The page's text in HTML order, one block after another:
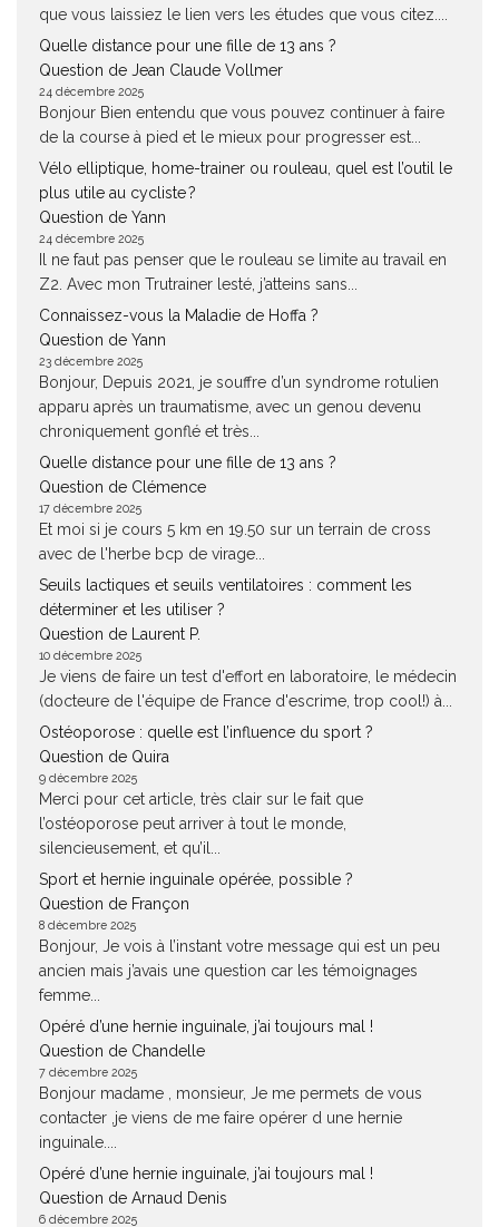
que vous laissiez le lien vers les études que vous citez....
Quelle distance pour une fille de 13 ans ?
Question de Jean Claude Vollmer
24 décembre 2025
Bonjour Bien entendu que vous pouvez continuer à faire
de la course à pied et le mieux pour progresser est...
Vélo elliptique, home-trainer ou rouleau, quel est l’outil le
plus utile au cycliste ?
Question de Yann
24 décembre 2025
Il ne faut pas penser que le rouleau se limite au travail en
Z2. Avec mon Trutrainer lesté, j’atteins sans...
Connaissez-vous la Maladie de Hoffa ?
Question de Yann
23 décembre 2025
Bonjour, Depuis 2021, je souffre d’un syndrome rotulien
apparu après un traumatisme, avec un genou devenu
chroniquement gonflé et très...
Quelle distance pour une fille de 13 ans ?
Question de Clémence
17 décembre 2025
Et moi si je cours 5 km en 19.50 sur un terrain de cross
avec de l'herbe bcp de virage...
Seuils lactiques et seuils ventilatoires : comment les
déterminer et les utiliser ?
Question de Laurent P.
10 décembre 2025
Je viens de faire un test d'effort en laboratoire, le médecin
(docteure de l'équipe de France d'escrime, trop cool!) à...
Ostéoporose : quelle est l’influence du sport ?
Question de Quira
9 décembre 2025
Merci pour cet article, très clair sur le fait que
l’ostéoporose peut arriver à tout le monde,
silencieusement, et qu’il...
Sport et hernie inguinale opérée, possible ?
Question de Françon
8 décembre 2025
Bonjour, Je vois à l’instant votre message qui est un peu
ancien mais j’avais une question car les témoignages
femme...
Opéré d’une hernie inguinale, j’ai toujours mal !
Question de Chandelle
7 décembre 2025
Bonjour madame , monsieur, Je me permets de vous
contacter ,je viens de me faire opérer d une hernie
inguinale....
Opéré d’une hernie inguinale, j’ai toujours mal !
Question de Arnaud Denis
6 décembre 2025